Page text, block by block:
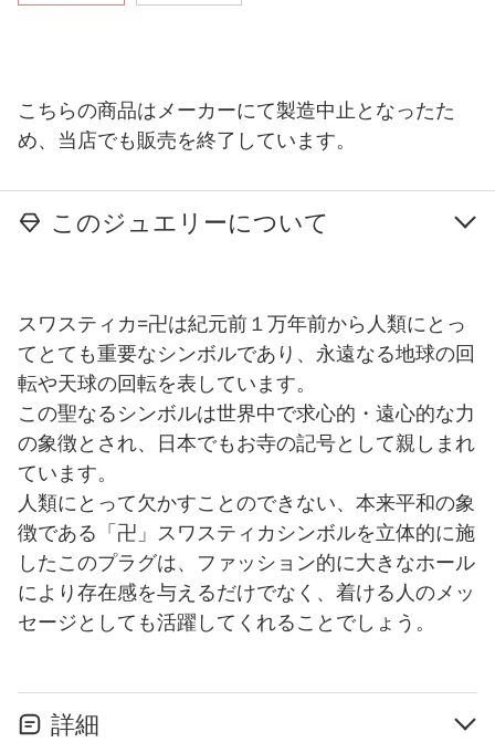
こちらの商品はメーカーにて製造中止となったた
め、当店でも販売を終了しています。
このジュエリーについて
スワスティカ=卍は紀元前１万年前から人類にとっ
てとても重要なシンボルであり、永遠なる地球の回
転や天球の回転を表しています。
この聖なるシンボルは世界中で求心的・遠心的な力
の象徴とされ、日本でもお寺の記号として親しまれ
ています。
人類にとって欠かすことのできない、本来平和の象
徴である「卍」スワスティカシンボルを立体的に施
したこのプラグは、ファッション的に大きなホール
により存在感を与えるだけでなく、着ける人のメッ
セージとしても活躍してくれることでしょう。
詳細